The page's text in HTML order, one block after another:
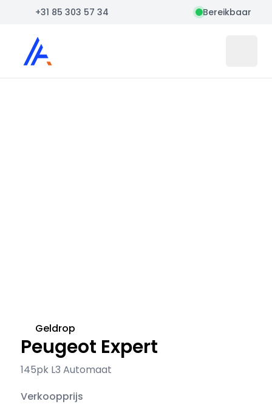
+31 85 303 57 34 Bereikbaar
Auto Atlas
Peugeot Expert
145pk L3 Automaat
Geldrop
Verkoopprijs